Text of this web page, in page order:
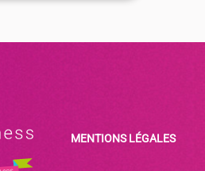
MENTIONS LÉGALES